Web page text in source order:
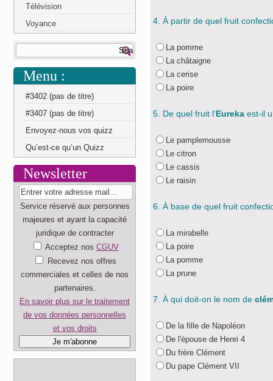
Télévision
Voyance
Menu :
#3402 (pas de titre)
#3407 (pas de titre)
Envoyez-nous vos quizz
Qu’est-ce qu’un Quizz
Newsletter
Service réservé aux personnes
majeures et ayant la capacité
juridique de contracter
Acceptez nos CGUV
Recevez nos offres
commerciales et celles de nos
partenaires.
En savoir plus sur le traitement
de vos données personnelles
et vos droits
4. À partir de quel fruit
La pomme
La châtaigne
La cerise
La poire
5. De quel fruit l'Eureka est-il
Le pamplemousse
Le citron
Le cassis
Le raisin
6. À base de quel fruit
La mirabelle
La poire
La pomme
La prune
7. À qui doit-on le nom de
De la fille de Napoléon
De l'épouse de Henri 4
Du frère Clément
Du pape Clément VII